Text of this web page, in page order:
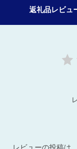
返礼品レビュ
レビューの投稿は